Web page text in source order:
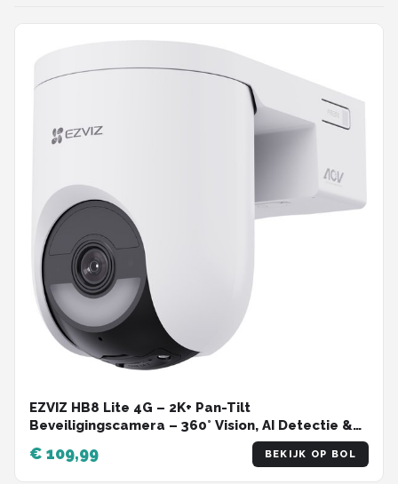
EZVIZ HB8 Lite 4G – 2K+ Pan-Tilt
Beveiligingscamera – 360° Vision, AI Detectie &
Auto Tracking – Kleur Nachtzicht – WiFi 6 –
Sirene & Spotlight – IP65
€ 109,99 BEKIJK OP BOL